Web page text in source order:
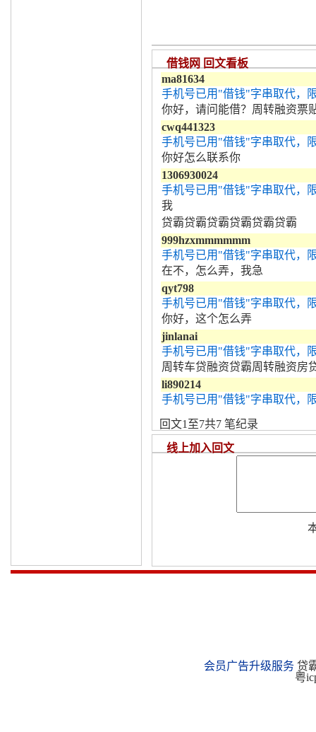
借钱网 回文看板
ma81634
手机号已用"借钱"字串取代，
你好，请问能借？周转融资票
cwq441323
手机号已用"借钱"字串取代，
你好怎么联系你
1306930024
手机号已用"借钱"字串取代，
我
贷霸贷霸贷霸贷霸贷霸贷霸
999hzxmmmmmm
手机号已用"借钱"字串取代，
在不，怎么弄，我急
qyt798
手机号已用"借钱"字串取代，
你好，这个怎么弄
jinlanai
手机号已用"借钱"字串取代，
周转车贷融资贷霸周转融资房
li890214
手机号已用"借钱"字串取代，
回文1至7共7 笔纪录
线上加入回文
会员广告升级服务 贷
粤